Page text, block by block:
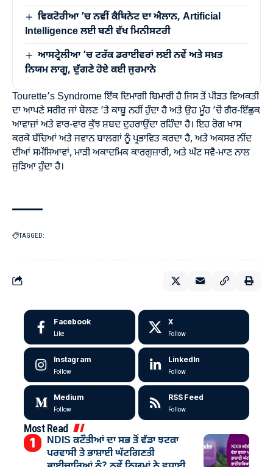
ਵਿਕਟੋਰੀਆ ’ਚ ਨਵੀਂ ਕੈਬਿਨੇਟ ਦਾ ਐਲਾਨ, Artificial
Intelligence ਲਈ ਬਣੀ ਵੱਖ ਮਿਨੀਸਟਰੀ
ਆਸਟ੍ਰੇਲੀਆ ’ਚ ਟਰੱਕ ਡਰਾਈਵਰਾਂ ਲਈ ਨਵੇਂ ਅਤੇ ਸਖ਼ਤ
ਨਿਯਮ ਲਾਗੂ, ਦੁੱਗਣੇ ਹੋਏ ਕਈ ਜੁਰਮਾਨੇ
Tourette’s Syndrome ਇੱਕ ਦਿਮਾਗੀ ਬਿਮਾਰੀ ਹੈ ਜਿਸ ਤੋਂ ਪੀੜਤ ਵਿਅਕਤੀ
ਦਾ ਆਪਣੇ ਸਰੀਰ ਜਾਂ ਬੋਲਣ ’ਤੇ ਕਾਬੂ ਨਹੀਂ ਹੁੰਦਾ ਹੈ ਅਤੇ ਉਹ ਮੂੰਹ ’ਚੋਂ ਗੈਰ-ਇੱਛੁਕ
ਆਵਾਜ਼ਾਂ ਅਤੇ ਵਾਰ-ਵਾਰ ਕੁੱਝ ਸ਼ਬਦ ਦੁਹਰਾਉਂਦਾ ਰਹਿੰਦਾ ਹੈ। ਇਹ ਰੋਗ ਖਾਸ
ਕਰਕੇ ਬੱਚਿਆਂ ਅਤੇ ਜਵਾਨ ਬਾਲਗਾਂ ਨੂੰ ਪ੍ਰਭਾਵਿਤ ਕਰਦਾ ਹੈ, ਅਤੇ ਅਕਸਰ ਨੀਂਦ
ਦੀਆਂ ਸਮੱਸਿਆਵਾਂ, ਮਾੜੀ ਅਕਾਦਮਿਕ ਕਾਰਗੁਜ਼ਾਰੀ, ਅਤੇ ਘੱਟ ਸਵੈ-ਮਾਣ ਨਾਲ
ਜੁੜਿਆ ਹੁੰਦਾ ਹੈ।
TAGGED:
Facebook
Like
X
Follow
Instagram
Follow
LinkedIn
Follow
Medium
Follow
RSS Feed
Follow
Most Read
NDIS ਕਟੌਤੀਆਂ ਦਾ ਸਭ ਤੋਂ ਵੱਡਾ ਝਟਕਾ
ਪਰਵਾਸੀ ਤੇ ਭਾਸ਼ਾਈ ਘੱਟਗਿਣਤੀ